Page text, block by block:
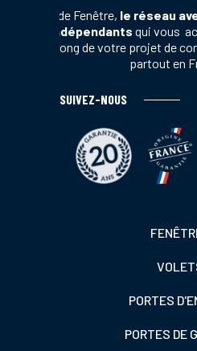
Terres de Fenêtre, le réseau
vente indépendants qui vous
tout au long de votre projet de
partout en
SUIVEZ-NOUS
PORTES
PORTES DE